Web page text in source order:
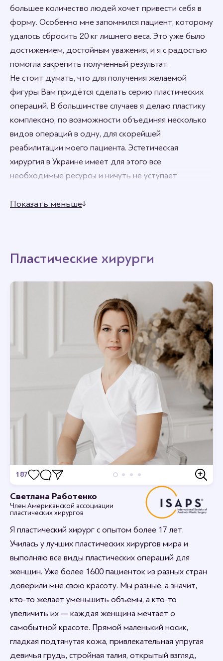
большее количество людей хочет привести себя в
форму. Особенно мне запомнился пациент, которому
удалось сбросить 20 кг лишнего веса. Это уже было
достижением, достойным уважения, и я с радостью
помогла закрепить полученный результат.
Не стоит думать, что для получения желаемой
фигуры Вам придётся сделать серию пластических
операций. В большинстве случаев я делаю пластику
комплексно, по возможности объединяя несколько
видов операций в одну, для скорейшей
реабилитации моего пациента. Эстетическая
хирургия в Украине имеет для этого все
необходимые ресурсы и ничуть не уступает
Показать меньше
Пластические хирурги
Светлана Работенко
Член Американской ассоциации
пластических хирургов
Я пластический хирург с опытом более 17 лет.
Училась у лучших пластических хирургов мира и
выполняю все виды пластических операций для
женщин. Уже более 1600 пациенток из разных стран
доверили мне свою красоту. Мы разные, а значит,
кто-то желает уменьшить объемы, а кто-то
увеличить их — каждая женщина мечтает о
самобытной красоте. Прямой маленький носик,
гладкая подтянутая кожа, привлекательная упругая
девичья грудь, стройная талия, открытый взгляд,
187
Станьте первым кто оставит отзыв.